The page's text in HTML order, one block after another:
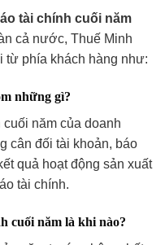
tài chính cuối năm
cả nước, Thuế Minh
từ phía khách hàng như:
những gì?
năm của doanh
cân đối tài khoản, báo
quả hoạt động sản xuất
tài chính.
cuối năm là khi nào?